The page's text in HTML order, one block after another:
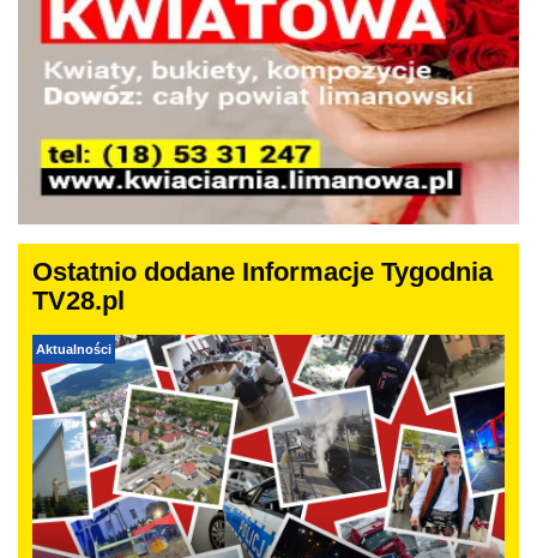
Ostatnio dodane Informacje Tygodnia
TV28.pl
Aktualności